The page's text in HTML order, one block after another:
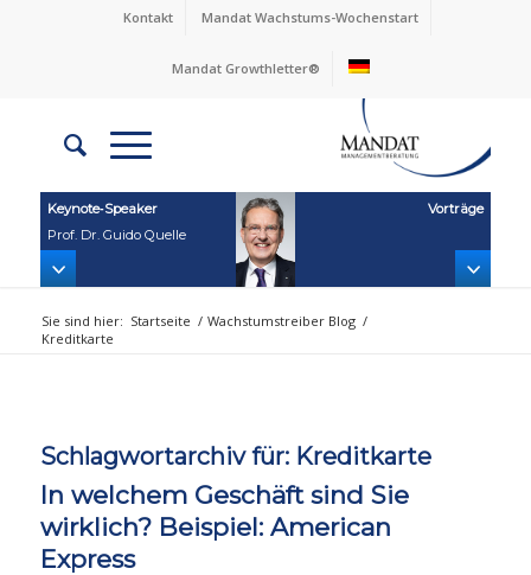
Kontakt Mandat Wachstums-Wochenstart
Mandat Growthletter®
Keynote‑Speaker
Prof. Dr. Guido Quelle
Vorträge
Sie sind hier: Startseite / Wachstumstreiber Blog /
Kreditkarte
Schlagwortarchiv für: Kreditkarte
In welchem Geschäft sind Sie
wirklich? Beispiel: American
Express